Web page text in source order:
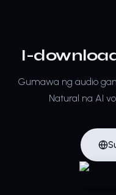
I-
Gumawa ng audio
Natural na AI